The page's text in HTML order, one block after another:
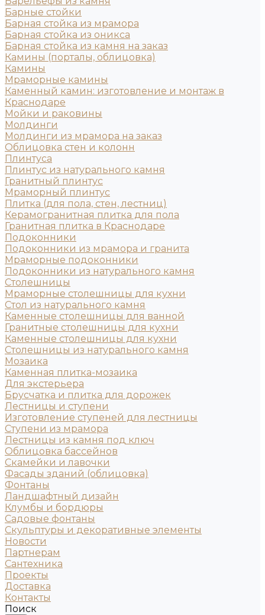
Барные стойки
Барная стойка из мрамора
Барная стойка из оникса
Барная стойка из камня на заказ
Камины (порталы, облицовка)
Камины
Мраморные камины
Каменный камин: изготовление и монтаж в
Краснодаре
Мойки и раковины
Молдинги
Молдинги из мрамора на заказ
Облицовка стен и колонн
Плинтуса
Плинтус из натурального камня
Гранитный плинтус
Мраморный плинтус
Плитка (для пола, стен, лестниц)
Керамогранитная плитка для пола
Гранитная плитка в Краснодаре
Подоконники
Подоконники из мрамора и гранита
Мраморные подоконники
Подоконники из натурального камня
Столешницы
Мраморные столешницы для кухни
Стол из натурального камня
Каменные столешницы для ванной
Гранитные столешницы для кухни
Каменные столешницы для кухни
Столешницы из натурального камня
Мозаика
Каменная плитка-мозаика
Для экстерьера
Брусчатка и плитка для дорожек
Лестницы и ступени
Изготовление ступеней для лестницы
Ступени из мрамора
Лестницы из камня под ключ
Облицовка бассейнов
Скамейки и лавочки
Фасады зданий (облицовка)
Фонтаны
Ландшафтный дизайн
Клумбы и бордюры
Садовые фонтаны
Скульптуры и декоративные элементы
Новости
Партнерам
Сантехника
Проекты
Доставка
Контакты
Поиск